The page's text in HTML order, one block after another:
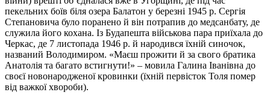
пекельних боїв біля озера Балатон у березні 1945 р. Сергія
Степановича було поранено й він потрапив до медсанбату, де
служила його кохана. Із Будапешта військова пара приїхала до
Черкас, де 7 листопада 1946 р. й народився їхній синочок,
названий Володимиром. «Маєш прожити й за свого братика
Анатолія та багато встигнути!» – мовила Галина Іванівна до
своєї новонародженої кровинки (їхній первісток Толя помер
від важкої хвороби).